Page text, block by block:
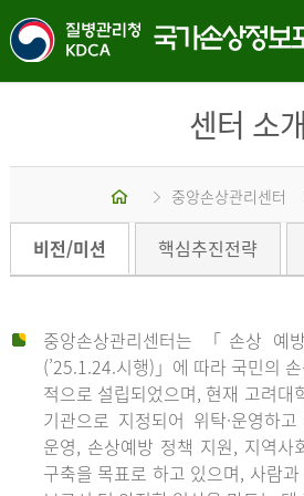
센터 소개
중앙손상관리센터
비전/미션 핵심추진전략
중앙손상관리센터는 「손상
(’25.1.24.시행)」에 따라 국민의
적으로 설립되었으며, 현재 고려대
기관으로 지정되어 위탁·운영하
운영, 손상예방 정책 지원, 지역사
구축을 목표로 하고 있으며, 사람